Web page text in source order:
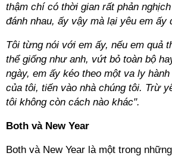
thậm chí có thời gian rất phản
đánh nhau, ấy vậy mà lại yêu em ấy
Tôi từng nói với em ấy, nếu em quả
thể giống như anh, vứt bỏ toàn bộ
ngày, em ấy kéo theo một va ly
của tôi, tiến vào nhà chúng tôi. Trừ
tôi không còn cách nào khác".
Both và New Year
Both và New Year là một trong